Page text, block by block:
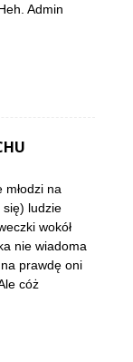
Admin
na
ludzie
wokół
nie wiadoma
prawdę oni
cóż